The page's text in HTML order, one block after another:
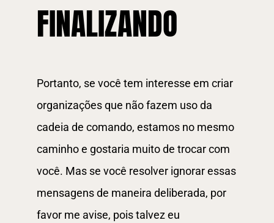
FINALIZANDO
Portanto, se você tem interesse em criar
organizações que não fazem uso da
cadeia de comando, estamos no mesmo
caminho e gostaria muito de trocar com
você. Mas se você resolver ignorar essas
mensagens de maneira deliberada, por
favor me avise, pois talvez eu